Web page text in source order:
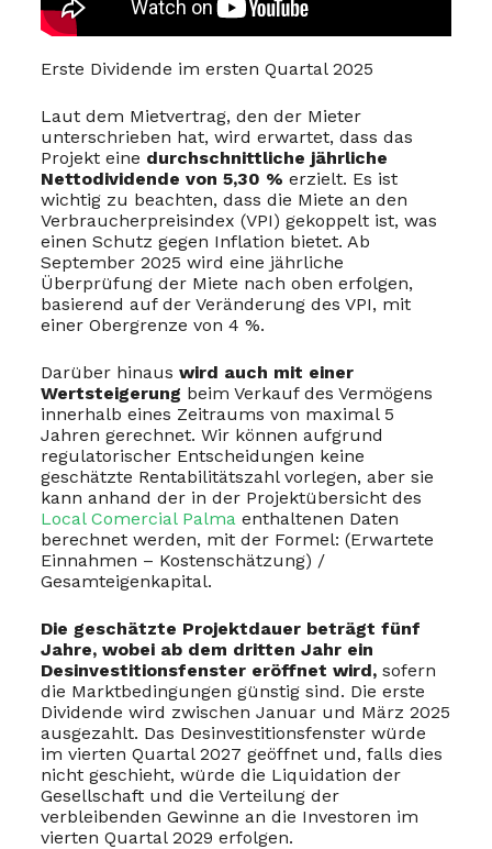
Erste Dividende im ersten Quartal 2025
Laut dem Mietvertrag, den der Mieter
unterschrieben hat, wird erwartet, dass das
Projekt eine durchschnittliche jährliche
Nettodividende von 5,30 % erzielt. Es ist
wichtig zu beachten, dass die Miete an den
Verbraucherpreisindex (VPI) gekoppelt ist, was
einen Schutz gegen Inflation bietet. Ab
September 2025 wird eine jährliche
Überprüfung der Miete nach oben erfolgen,
basierend auf der Veränderung des VPI, mit
einer Obergrenze von 4 %.
Darüber hinaus wird auch mit einer
Wertsteigerung beim Verkauf des Vermögens
innerhalb eines Zeitraums von maximal 5
Jahren gerechnet. Wir können aufgrund
regulatorischer Entscheidungen keine
geschätzte Rentabilitätszahl vorlegen, aber sie
kann anhand der in der Projektübersicht des
Local Comercial Palma enthaltenen Daten
berechnet werden, mit der Formel: (Erwartete
Einnahmen – Kostenschätzung) /
Gesamteigenkapital.
Die geschätzte Projektdauer beträgt fünf
Jahre, wobei ab dem dritten Jahr ein
Desinvestitionsfenster eröffnet wird,sofern
die Marktbedingungen günstig sind. Die erste
Dividende wird zwischen Januar und März 2025
ausgezahlt. Das Desinvestitionsfenster würde
im vierten Quartal 2027 geöffnet und, falls dies
nicht geschieht, würde die Liquidation der
Gesellschaft und die Verteilung der
verbleibenden Gewinne an die Investoren im
vierten Quartal 2029 erfolgen.